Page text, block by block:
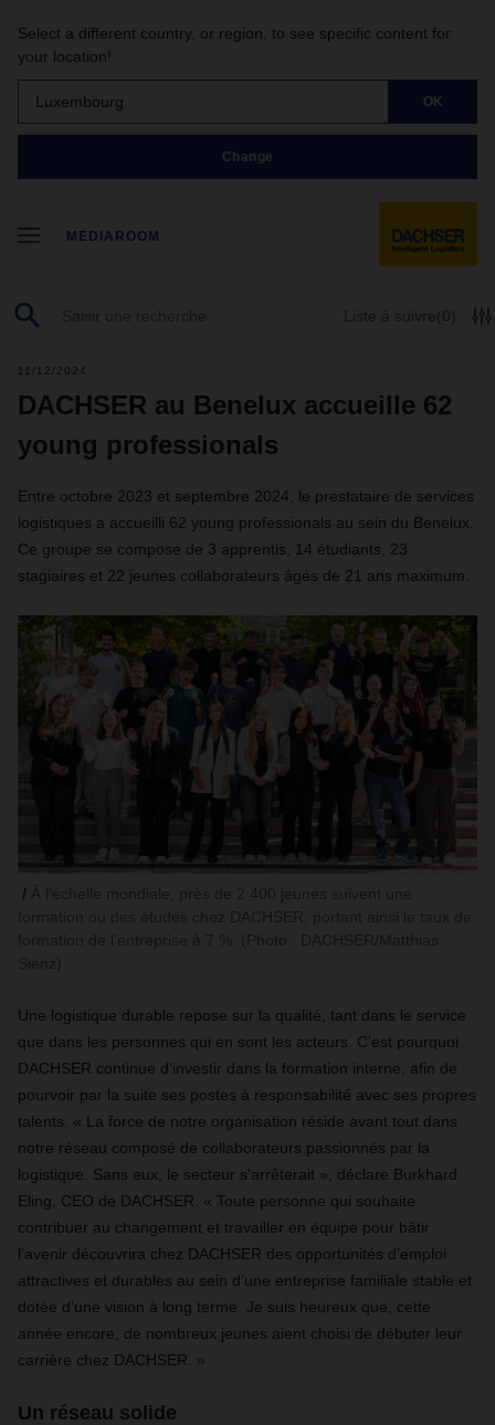
Select a different country, or region, to see specific content for
your location!
Luxembourg OK
Change
MEDIAROOM
Liste à suivre(0)
11/12/2024
DACHSER au Benelux accueille 62
young professionals
Entre octobre 2023 et septembre 2024, le prestataire de services
logistiques a accueilli 62 young professionals au sein du Benelux.
Ce groupe se compose de 3 apprentis, 14 étudiants, 23
stagiaires et 22 jeunes collaborateurs âgés de 21 ans maximum.
Une logistique durable repose sur la qualité, tant dans le service
que dans les personnes qui en sont les acteurs. C’est pourquoi
DACHSER continue d’investir dans la formation interne, afin de
pourvoir par la suite ses postes à responsabilité avec ses propres
talents. « La force de notre organisation réside avant tout dans
notre réseau composé de collaborateurs passionnés par la
logistique. Sans eux, le secteur s’arrêterait », déclare Burkhard
Eling, CEO de DACHSER. « Toute personne qui souhaite
contribuer au changement et travailler en équipe pour bâtir
l’avenir découvrira chez DACHSER des opportunités d’emploi
attractives et durables au sein d’une entreprise familiale stable et
dotée d’une vision à long terme. Je suis heureux que, cette
année encore, de nombreux jeunes aient choisi de débuter leur
carrière chez DACHSER. »
Un réseau solide